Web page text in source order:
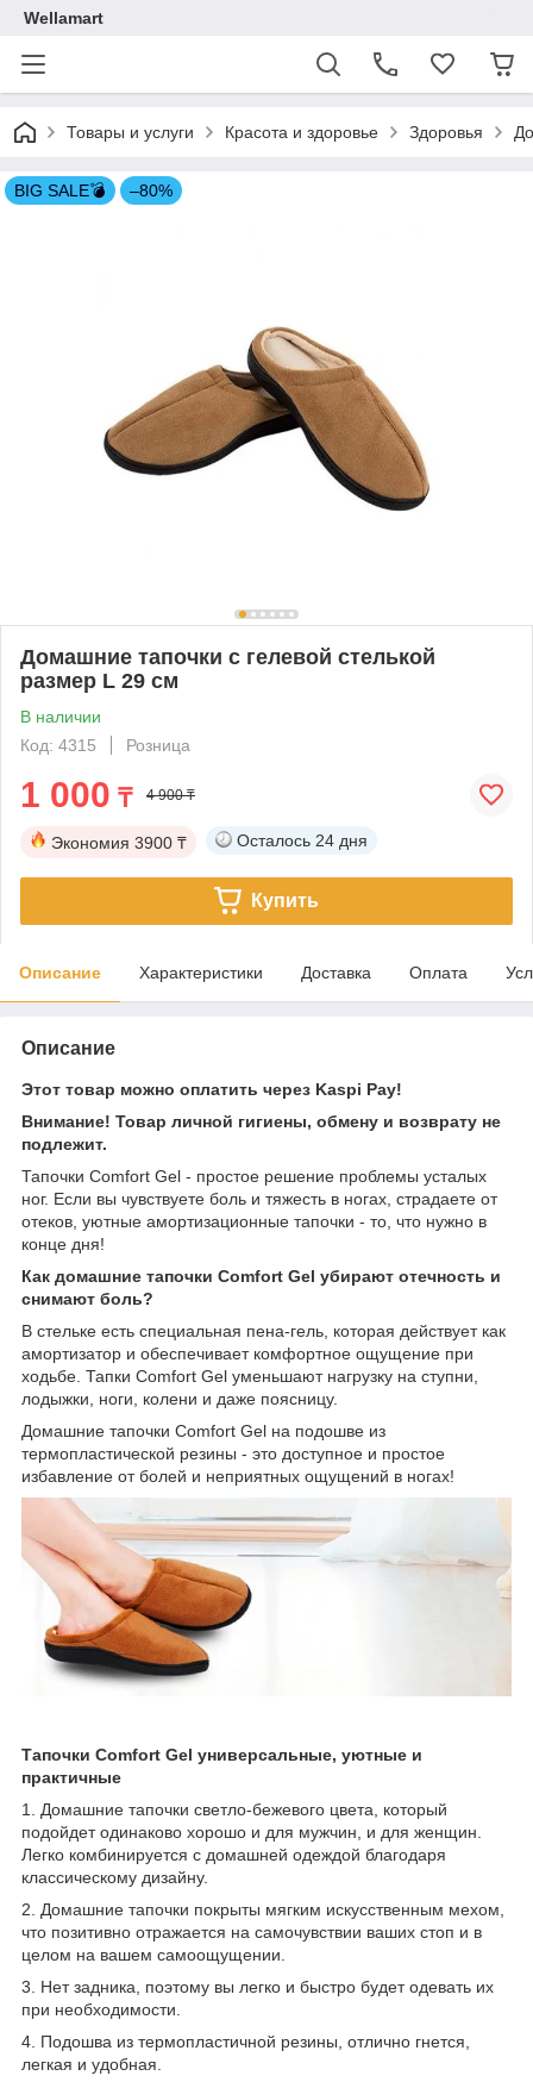
Wellamart
Товары и услуги Красота и здоровье Здоровья
BIG SALE💣 –80%
Домашние тапочки с гелевой стелькой
размер L 29 см
В наличии
Код: 4315
Розница
1 000 ₸ 4 900 ₸
Экономия 3900 ₸ Осталось 24 дня
Купить
Описание Характеристики Доставка Оплата
Описание
Этот товар можно оплатить через Kaspi Pay!
Внимание! Товар личной гигиены, обмену и возврату не
подлежит.
Тапочки Comfort Gel - простое решение проблемы усталых
ног. Если вы чувствуете боль и тяжесть в ногах, страдаете от
отеков, уютные амортизационные тапочки - то, что нужно в
конце дня!
Как домашние тапочки Comfort Gel убирают отечность и
снимают боль?
В стельке есть специальная пена-гель, которая действует как
амортизатор и обеспечивает комфортное ощущение при
ходьбе. Тапки Comfort Gel уменьшают нагрузку на ступни,
лодыжки, ноги, колени и даже поясницу.
Домашние тапочки Comfort Gel на подошве из
термопластической резины - это доступное и простое
избавление от болей и неприятных ощущений в ногах!
Тапочки Comfort Gel универсальные, уютные и
практичные
1. Домашние тапочки светло-бежевого цвета, который
подойдет одинаково хорошо и для мужчин, и для женщин.
Легко комбинируется с домашней одеждой благодаря
классическому дизайну.
2. Домашние тапочки покрыты мягким искусственным мехом,
что позитивно отражается на самочувствии ваших стоп и в
целом на вашем самоощущении.
3. Нет задника, поэтому вы легко и быстро будет одевать их
при необходимости.
4. Подошва из термопластичной резины, отлично гнется,
легкая и удобная.